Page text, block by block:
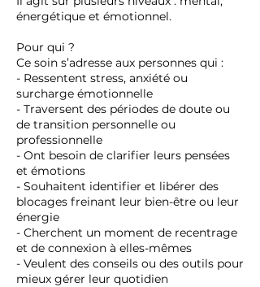
énergétique et émotionnel.
Pour qui ?
Ce soin s’adresse aux personnes qui :
- Ressentent stress, anxiété ou
surcharge émotionnelle
- Traversent des périodes de doute ou
de transition personnelle ou
professionnelle
- Ont besoin de clarifier leurs pensées
et émotions
- Souhaitent identifier et libérer des
blocages freinant leur bien-être ou leur
énergie
- Cherchent un moment de recentrage
et de connexion à elles-mêmes
- Veulent des conseils ou des outils pour
mieux gérer leur quotidien